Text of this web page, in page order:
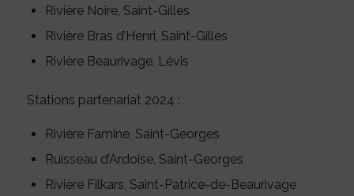
Rivière Noire, Saint-Gilles
Rivière Bras d’Henri, Saint-Gilles
Rivière Beaurivage, Lévis
Stations partenariat 2024 :
Rivière Famine, Saint-Georges
Ruisseau d’Ardoise, Saint-Georges
Rivière Filkars, Saint-Patrice-de-Beaurivage